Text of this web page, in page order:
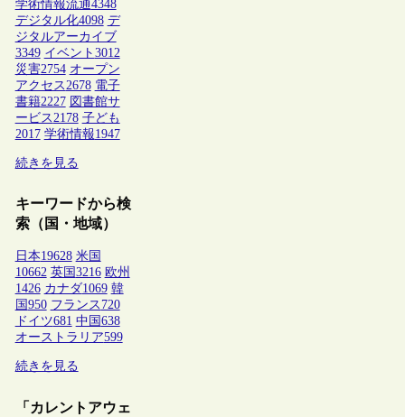
学術情報流通4348
デジタル化4098 デ
ジタルアーカイブ
3349 イベント 3012
災害2754 オープン
アクセス 2678 電子
書籍2227 図書館サ
ービス 2178 子ども
2017 学術情報1947
続きを見る
キーワードから検
索（国・地域）
日本19628 米国
10662 英国 3216 欧州
1426 カナダ1069 韓
国 950 フランス 720
ドイツ681 中国 638
オーストラリア599
続きを見る
「カレントアウェ